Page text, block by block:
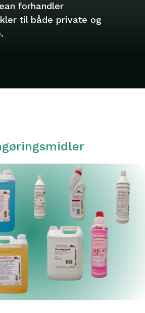
forhandler
til både private og